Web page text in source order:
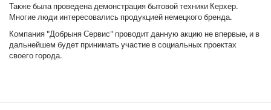
Также была проведена демонстрация бытовой техники Керхер.
Многие люди интересовались продукцией немецкого бренда.
Компания "Добрыня Сервис" проводит данную акцию не впервые, и в
дальнейшем будет принимать участие в социальных проектах
своего города.